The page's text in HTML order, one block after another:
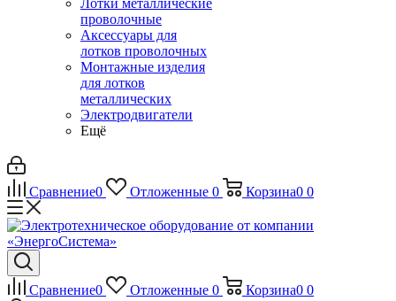
Лотки металлические
проволочные
Аксессуары для
лотков проволочных
Монтажные изделия
для лотков
металлических
Электродвигатели
Ещё
Сравнение0 Отложенные 0 Корзина0 0
Сравнение0 Отложенные 0 Корзина0 0